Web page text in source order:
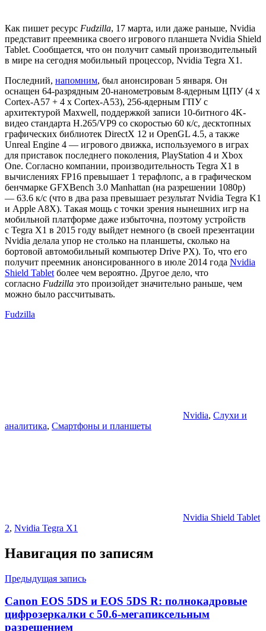
Как пишет ресурс Fudzilla, 17 марта, или даже раньше, Nvidia
представит преемника своего игрового планшета Nvidia Shield
Tablet. Сообщается, что он получит самый производительный
в мире на сегодня мобильный процессор, Nvidia Tegra X1.
Последний, напомним, был анонсирован 5 января. Он
оснащен 64-разрядным 20-нанометровым 8-ядерным ЦПУ (4 x
Cortex-A57 + 4 x Cortex-A53), 256-ядерным ГПУ с
архитектурой Maxwell, поддержкой записи 10-битного 4K-
видео стандарта H.265/VP9 со скоростью 60 к/с, десктопных
графических библиотек DirectX 12 и OpenGL 4.5, а также
Unreal Engine 4 — игрового движка, используемого в играх
для приставок последнего поколения, PlayStation 4 и Xbox
One. Согласно компании, производительность Tegra X1 в
вычислениях FP16 превышает 1 терафлопс, а в графическом
бенчмарке GFXBench 3.0 Manhattan (на разрешении 1080p)
— 63.6 к/с (что в два раза превышает результат Nvidia Tegra K1
и Apple A8X). Такая мощь с точки зрения нынешних игр на
мобильной платформе даже избыточна, поэтому устройств
с Tegra X1 в 2015 году выйдет немного (в своей презентации
Nvidia делала упор не столько на планшеты, сколько на
бортовой автомобильный компьютер Drive PX). То, что его
получит преемник анонсированного в июле 2014 года Nvidia
Shield Tablet более чем вероятно. Другое дело, что
согласно Fudzilla это произойдет значительно раньше, чем
можно было рассчитывать.
Fudzilla
Nvidia, Слухи и
аналитика, Смартфоны и планшеты
Nvidia Shield Tablet
2, Nvidia Tegra X1
Навигация по записям
Предыдущая запись
Canon EOS 5DS и EOS 5DS R: полнокадровые
цифрозеркалки с 50.6-мегапиксельным
разрешением